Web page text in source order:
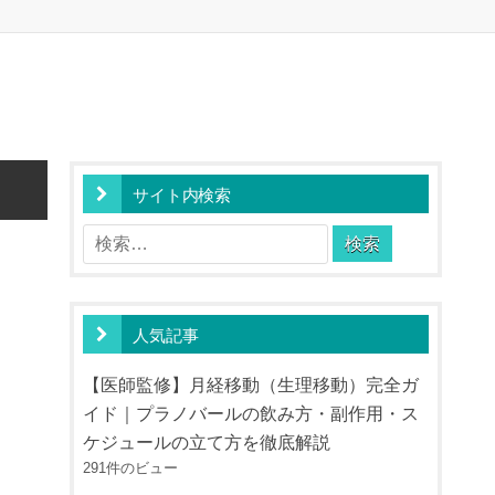
サイト内検索
検
索:
人気記事
【医師監修】月経移動（生理移動）完全ガ
イド｜プラノバールの飲み方・副作用・ス
ケジュールの立て方を徹底解説
291件のビュー